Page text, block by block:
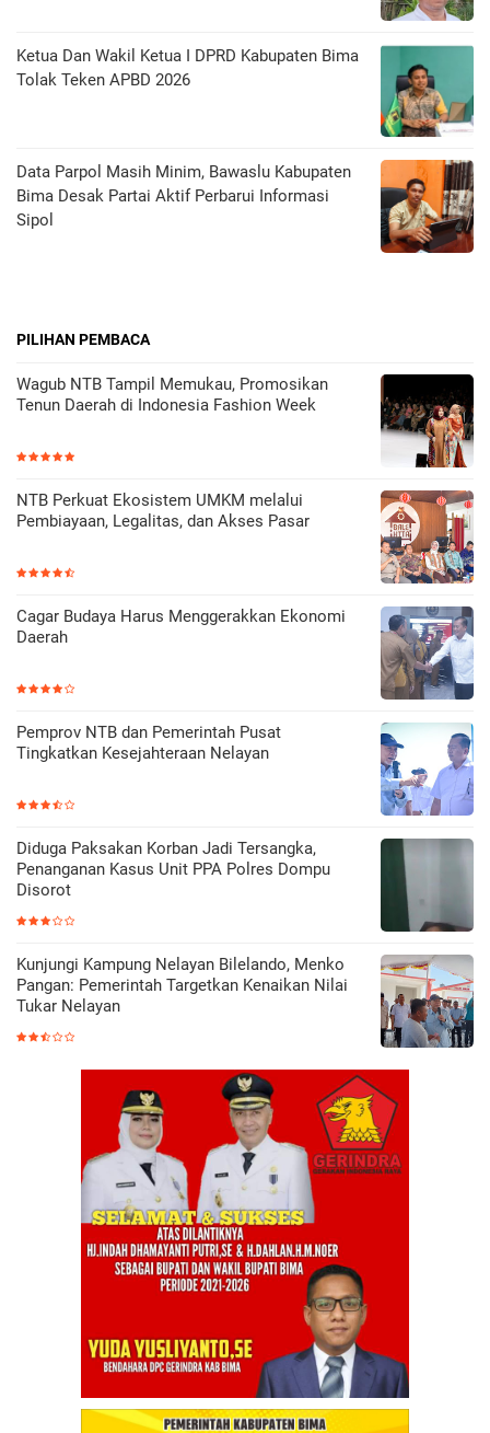
Ketua Dan Wakil Ketua I DPRD Kabupaten Bima
Tolak Teken APBD 2026
Data Parpol Masih Minim, Bawaslu Kabupaten
Bima Desak Partai Aktif Perbarui Informasi
Sipol
PILIHAN PEMBACA
Wagub NTB Tampil Memukau, Promosikan
Tenun Daerah di Indonesia Fashion Week
NTB Perkuat Ekosistem UMKM melalui
Pembiayaan, Legalitas, dan Akses Pasar
Cagar Budaya Harus Menggerakkan Ekonomi
Daerah
Pemprov NTB dan Pemerintah Pusat
Tingkatkan Kesejahteraan Nelayan
Diduga Paksakan Korban Jadi Tersangka,
Penanganan Kasus Unit PPA Polres Dompu
Disorot
Kunjungi Kampung Nelayan Bilelando, Menko
Pangan: Pemerintah Targetkan Kenaikan Nilai
Tukar Nelayan